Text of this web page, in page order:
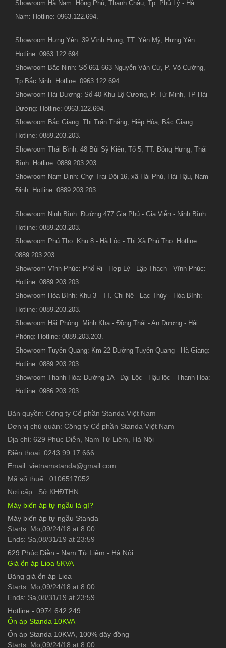
Showroom Hà Nam: Hồng Phú, Thanh Châu, Tp. Phủ Lý - Hà
Nam: Hotline: 0963.122.694.
Showroom Hưng Yên: 39 Vĩnh Hưng, TT. Yên Mỹ, Hưng Yên:
Hotline: 0963.122.694.
Showroom Bắc Ninh: Số 661-663 Nguyễn Văn Cừ, P. Võ Cường,
Tp Bắc Ninh: Hotline: 0963.122.694.
Showroom Hải Dương: Số 40 Khu Lộ Cương, P. Tứ Minh, TP Hải
Dương: Hotline: 0963.122.694.
Showroom Bắc Giang: Thị Trấn Thắng, Hiệp Hòa, Bắc Giang:
Hotline: 0889.203.203.
Showroom Thái Bình: 48 Bùi Sỹ Kiên, Tổ 5, TT. Đông Hưng, Thái
Bình: Hotline: 0889.203.203.
Showroom Nam Định: Chợ Trại Đội 16, xã Hải Phú, Hải Hậu, Nam
Định: Hotline: 0889.203.203
Showroom Ninh Bình: Đường 477 Gia Phú - Gia Viễn - Ninh Bình:
Hotline: 0889.203.203.
Showroom Phú Thọ: Khu 8 - Hà Lộc - Thị Xã Phú Thọ: Hotline:
0889.203.203.
Showroom Vĩnh Phúc: Phố Ri - Hợp Lý - Lập Thạch - Vĩnh Phúc:
Hotline: 0889.203.203.
Showroom Hòa Bình: Khu 3 - TT. Chi Nê - Lạc Thủy - Hòa Bình:
Hotline: 0889.203.203.
Showroom Hải Phòng: Minh Kha - Đồng Thái - An Dương - Hải
Phòng: Hotline: 0889.203.203.
Showroom Tuyên Quang: Km 22 Đường Tuyên Quang - Hà Giang:
Hotline: 0889.203.203.
Showroom Thanh Hóa: Đường 1A - Đại Lộc - Hậu lộc - Thanh Hóa:
Hotline: 0986.203.203
Bản quyền: Công ty Cổ phần Standa Việt Nam
Đơn vị chủ quản: Công ty Cổ phần Standa Việt Nam
Địa chỉ: 629 Phúc Diễn, Nam Từ Liêm, Hà Nội
Điện thoại: 0243.99.17.666
Email: vietnamstanda@gmail.com
Mã số thuế : 0106517052
Nơi cấp : Sở KHĐTHN
Máy biến áp tự ngẫu là gì?
Máy biến áp tự ngẫu Standa
Starts: Mo,09/24/18 at 8:00
Ends: Sa,08/31/19 at 23:59
629 Phúc Diễn - Nam Từ Liêm - Hà Nội
Giá ổn áp Lioa 5KVA
Bảng giá ổn áp Lioa
Starts: Mo,09/24/18 at 8:00
Ends: Sa,08/31/19 at 23:59
Hotline - 0974 642 249
Ổn áp Standa 10KVA
Ổn áp Standa 10KVA, 100% dây đồng
Starts: Mo,09/24/18 at 8:00